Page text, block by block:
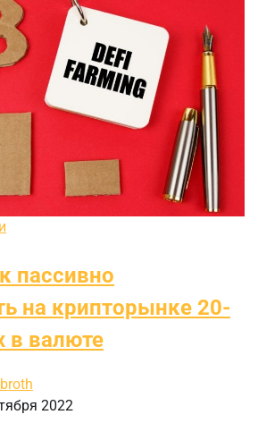
пассивно
на крипторынке 20-
в валюте
2022